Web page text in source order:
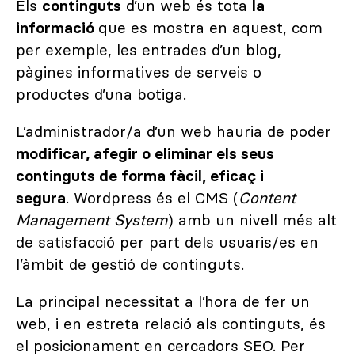
Els continguts d’un web és tota
la
informació que es mostra en aquest, com
per exemple, les entrades d’un blog,
pàgines informatives de serveis o
productes d’una botiga.
L’administrador/a d’un web hauria de poder
modificar, afegir o eliminar els seus
continguts de forma fàcil, eficaç i
segura. Wordpress és el CMS ( Content
Management System) amb un nivell més alt
de satisfacció per part dels usuaris/es en
l’àmbit de gestió de continguts.
La principal necessitat a l’hora de fer un
web, i en estreta relació als continguts, és
el posicionament en cercadors SEO. Per